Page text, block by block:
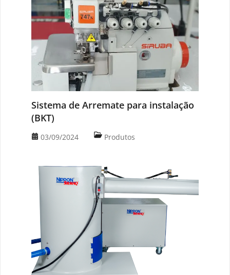
Sistema de Arremate para instalação
(BKT)
03/09/2024 Produtos